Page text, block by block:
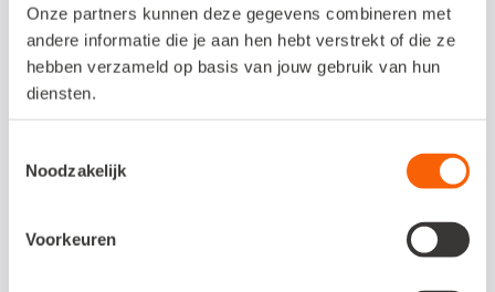
Onze partners kunnen deze gegevens combineren met
andere informatie die je aan hen hebt verstrekt of die ze
hebben verzameld op basis van jouw gebruik van hun
diensten.
Noodzakelijk
Voorkeuren
Voor alle diensten kun je rekenen op
klantenservice staat voor je klaar!